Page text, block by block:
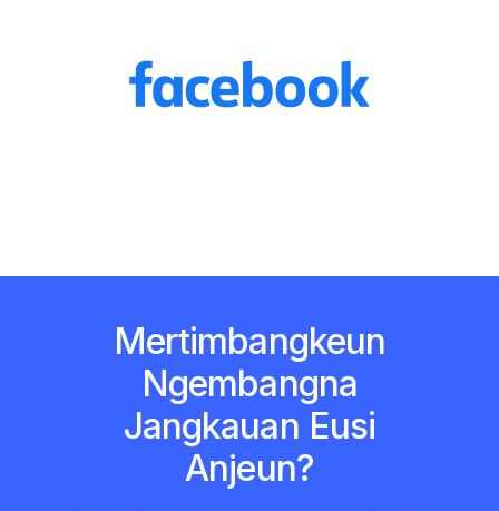
Mertimbangkeun
Ngembangna
Jangkauan Eusi
Anjeun?